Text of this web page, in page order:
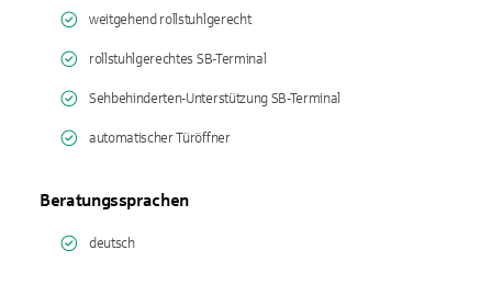
weitgehend rollstuhlgerecht
rollstuhlgerechtes SB-Terminal
Sehbehinderten-Unterstützung SB-Terminal
automatischer Türöffner
Beratungssprachen
deutsch